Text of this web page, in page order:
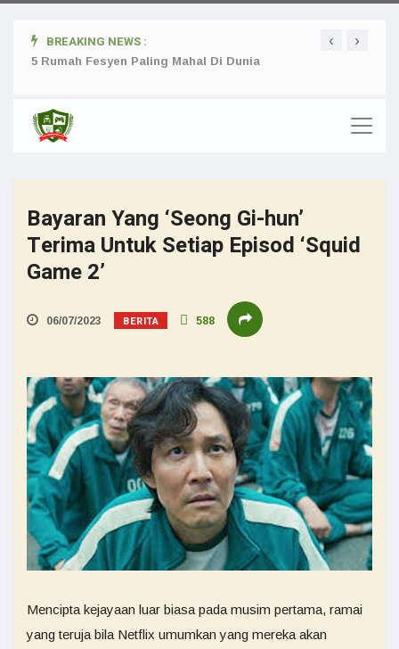
BREAKING NEWS :
5 Rumah Fesyen Paling Mahal Di Dunia
‹ ›
Bayaran Yang ‘Seong Gi-hun’
Terima Untuk Setiap Episod ‘Squid
Game 2’
06/07/2023 BERITA 588
Mencipta kejayaan luar biasa pada musim pertama, ramai
yang teruja bila Netflix umumkan yang mereka akan